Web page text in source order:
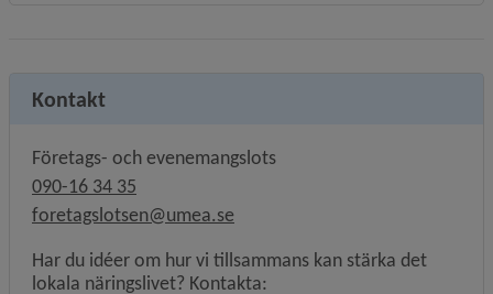
Kontakt
Företags- och evenemangslots
090-16 34 35
foretagslotsen@umea.se
Har du idéer om hur vi tillsammans kan stärka det
lokala näringslivet? Kontakta: